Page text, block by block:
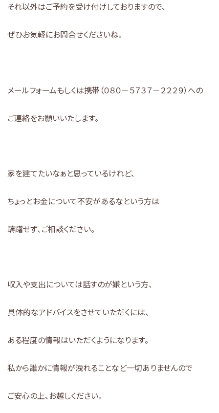
それ以外はご予約を受け付けしておりますので、
ぜひお気軽にお問合せくださいね。
メールフォームもしくは携帯（０８０－５７３７－２２２９）への
ご連絡をお願いいたします。
家を建てたいなぁと思っているけれど、
ちょっとお金について不安があるなという方は
躊躇せず、ご相談ください。
収入や支出については話すのが嫌という方、
具体的なアドバイスをさせていただくには、
ある程度の情報はいただくようになります。
私から誰かに情報が洩れることなど一切ありませんので
ご安心の上、お越しください。